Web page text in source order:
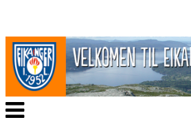
Veksle
navigasjon